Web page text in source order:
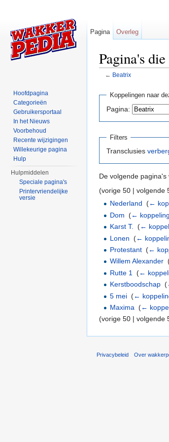
Pagina's
← Beatrix
Koppelingen naar
Pagina:
Filters
Transclusies
De volgende pagina's
(vorige 50 | volgende
Nederland
(←
Dom
(←
Karst T.
(←
Lonen
(←
Protestant (←
Willem Alexander
Rutte 1
(←
Kerstboodschap (
5 mei (←
Maxima
(←
(vorige 50 | volgende
Pagina Overleg
Hoofdpagina
Categorieën
Gebruikersportaal
In het Nieuws
Voorbehoud
Recente wijzigingen
Willekeurige pagina
Hulp
Hulpmiddelen
Speciale pagina's
Printervriendelijke
versie
Privacybeleid Over